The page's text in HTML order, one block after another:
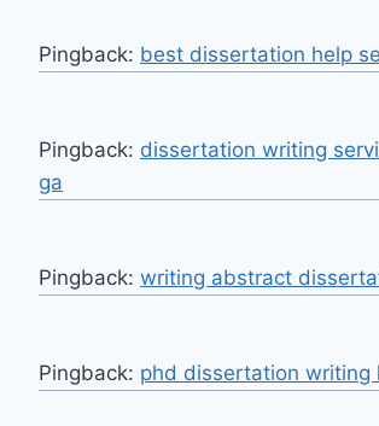
Pingback: best dissertation help
Pingback: dissertation writing
ga
Pingback: writing abstract
Pingback: phd dissertation writing